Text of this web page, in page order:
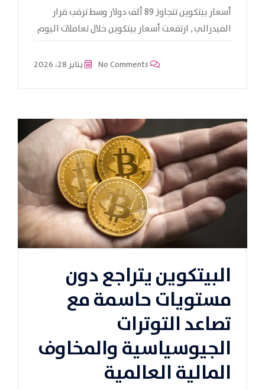
أسعار بيتكوين تتجاوز 89 ألف دولار وسط ترقب قرار
الفيدرالي , ارتفعت أسعار بيتكوين خلال تعاملات اليوم
يناير 28، 2026
البيتكوين يتراجع دون
مستويات حاسمة مع
تصاعد التوترات
الجيوسياسية والمخاوف
المالية العالمية